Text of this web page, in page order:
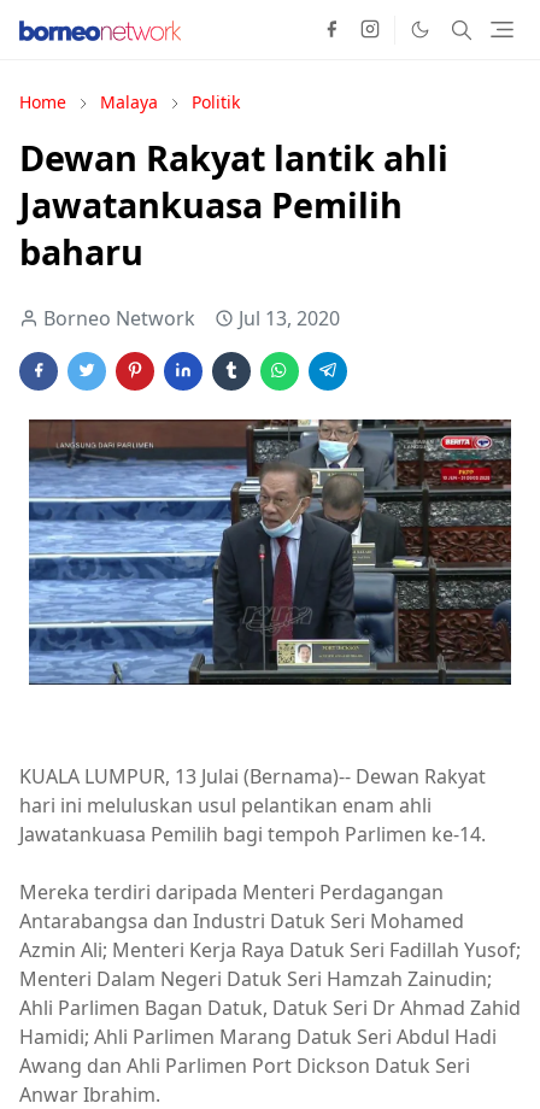
Home Malaya Politik
Dewan Rakyat lantik ahli
Jawatankuasa Pemilih
baharu
Borneo Network Jul 13, 2020
KUALA LUMPUR, 13 Julai (Bernama)-- Dewan Rakyat
hari ini meluluskan usul pelantikan enam ahli
Jawatankuasa Pemilih bagi tempoh Parlimen ke-14.
Mereka terdiri daripada Menteri Perdagangan
Antarabangsa dan Industri Datuk Seri Mohamed
Azmin Ali; Menteri Kerja Raya Datuk Seri Fadillah Yusof;
Menteri Dalam Negeri Datuk Seri Hamzah Zainudin;
Ahli Parlimen Bagan Datuk, Datuk Seri Dr Ahmad Zahid
Hamidi; Ahli Parlimen Marang Datuk Seri Abdul Hadi
Awang dan Ahli Parlimen Port Dickson Datuk Seri
Anwar Ibrahim.